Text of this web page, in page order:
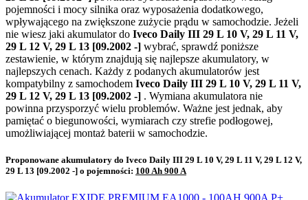
pojemności i mocy silnika oraz wyposażenia dodatkowego,
wpływającego na zwiększone zużycie prądu w samochodzie. Jeżeli
nie wiesz jaki akumulator do Iveco Daily III 29 L 10 V, 29 L 11 V,
29 L 12 V, 29 L 13 [09.2002 -] wybrać, sprawdź poniższe
zestawienie, w którym znajdują się najlepsze akumulatory, w
najlepszych cenach. Każdy z podanych akumulatorów jest
kompatybilny z samochodem Iveco Daily III 29 L 10 V, 29 L 11 V,
29 L 12 V, 29 L 13 [09.2002 -] . Wymiana akumulatora nie
powinna przysporzyć wielu problemów. Ważne jest jednak, aby
pamiętać o biegunowości, wymiarach czy strefie podłogowej,
umożliwiającej montaż baterii w samochodzie.
Proponowane akumulatory do Iveco Daily III 29 L 10 V, 29 L 11 V, 29 L 12 V,
29 L 13 [09.2002 -] o pojemności: 100 Ah 900 A